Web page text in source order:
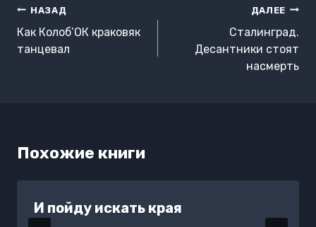
Навигация
по
записям
НАЗАД
Как Колоб’ОК краковяк
танцевал
ДАЛЕЕ
Сталинград.
Десантники стоят
насмерть
Похожие книги
И пойду искать края